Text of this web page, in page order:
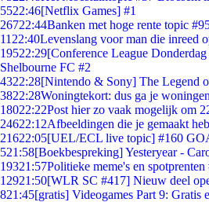
5522:46[Netflix Games] #1
26722:44Banken met hoge rente topic
11 22:40Levenslang voor man die inreed
19522:29[Conference League
Shelbourne FC #2
4322:28[Nintendo & Sony] The Legend
3822:28Woningtekort: dus ga je
18022:22Post hier zo vaak mogelijk om
24622:12Afbeeldingen die je gemaakt
21622:05[UEL/ECL live topic] #160
521:58[Boekbespreking] Yesteryear -
19321:57Politieke meme's en spotprenten
12921:50[WLR SC #417] Nieuw deel
821:45[gratis] Videogames Part 9: Gratis